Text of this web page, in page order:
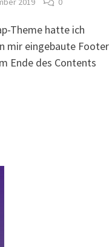
Theme hatte ich
mir eingebaute Footer
Ende des Contents